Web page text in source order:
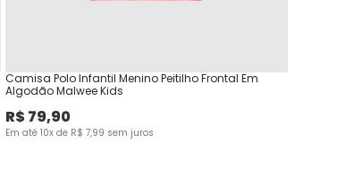
Camisa Polo Infantil Menino Peitilho Frontal Em
Algodão Malwee Kids
R$79,90
Em até10x de R$ 7,99 sem juros